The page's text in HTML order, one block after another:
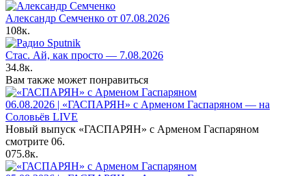
Александр Семченко от 07.08.2026
108к.
Стас. Ай, как просто — 7.08.2026
34.8к.
Вам также может понравиться
06.08.2026 | «ГАСПАРЯН» с Арменом Гаспаряном — на
Соловьёв LIVE
Новый выпуск «ГАСПАРЯН» с Арменом Гаспаряном
смотрите 06.
075.8к.